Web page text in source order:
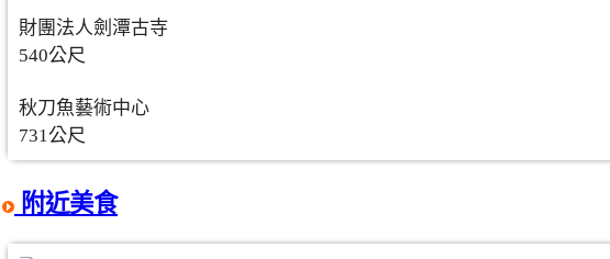
財團法人劍潭古寺
540公尺
秋刀魚藝術中心
731公尺
附近美食